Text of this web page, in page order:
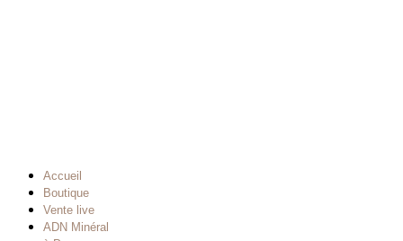
Accueil
Boutique
Vente live
ADN Minéral